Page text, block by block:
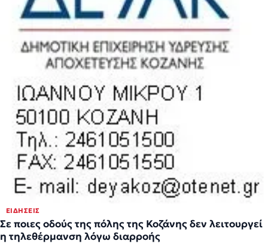
ΕΙΔΉΣΕΙΣ
Σε ποιες οδούς της πόλης της Κοζάνης δεν λειτουργεί
η τηλεθέρμανση λόγω διαρροής